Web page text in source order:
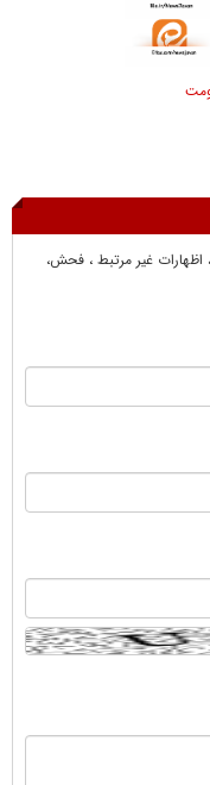
اظهارات غير مرتبط ، فحش،